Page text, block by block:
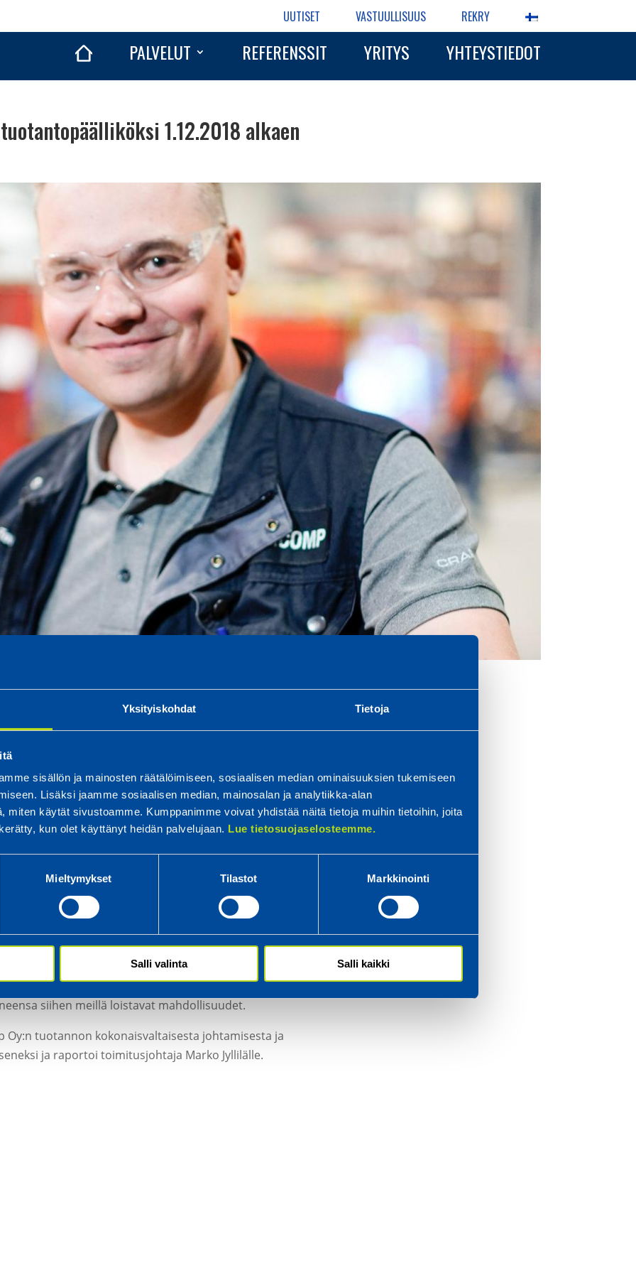
Yksityiskohdat Tietoja
sisällön ja mainosten räätälöimiseen, sosiaalisen median ominaisuuksien tukemiseen
Lisäksi jaamme sosiaalisen median, mainosalan ja analytiikka-alan
miten käytät sivustoamme. Kumppanimme voivat yhdistää näitä tietoja muihin tietoihin, joita
kun olet käyttänyt heidän palvelujaan. Lue tietosuojaselosteemme.
Mieltymykset Tilastot Markkinointi
Salli valinta Salli kaikki
UUTISET VASTUULLISUUS REKRY
PALVELUT REFERENSSIT YRITYS YHTEYSTIEDOT
1.12.2018 alkaen
tuotantopäälliköksi 1.12.2018 alkaen
työnantajan palvelukseen, tuotantopäällikön tehtävät
2004. Hän työskenteli tuotannossa eri osastoilla,
siellä nopeasti tiiminvetäjäksi. Tero suoritti työn ohessa
vuonna 2007. Sen jälkeen hän toimi
toimien kahden muun työnjohtajan kanssa yhdessä
otti vastuulleen vuonna 2013 hoitaen sitä tehtävää
ja kokonaisuuksien kehittämisessä. Hän haluaa
siihen meillä loistavat mahdollisuudet.
Oy:n tuotannon kokonaisvaltaisesta johtamisesta ja
ja raportoi toimitusjohtaja Marko Jyllilälle.